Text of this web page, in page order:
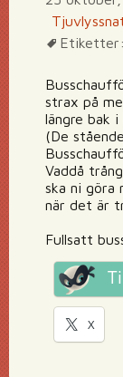
Etiketter:
strax på
längre bak i
(De
Vaddå
ska ni göra
när det är
Fullsatt
X